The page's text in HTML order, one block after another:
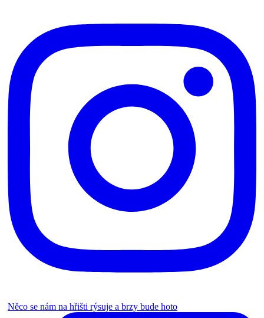
Něco se nám na hřišti rýsuje a brzy bude hoto